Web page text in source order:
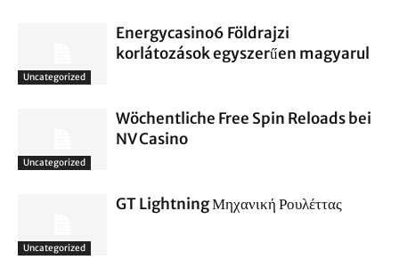
Uncategorized
Energycasino6 Földrajzi
korlátozások egyszerűen magyarul
Uncategorized
Wöchentliche Free Spin Reloads bei
NV Casino
Uncategorized
GT Lightning Μηχανική Ρουλέττας